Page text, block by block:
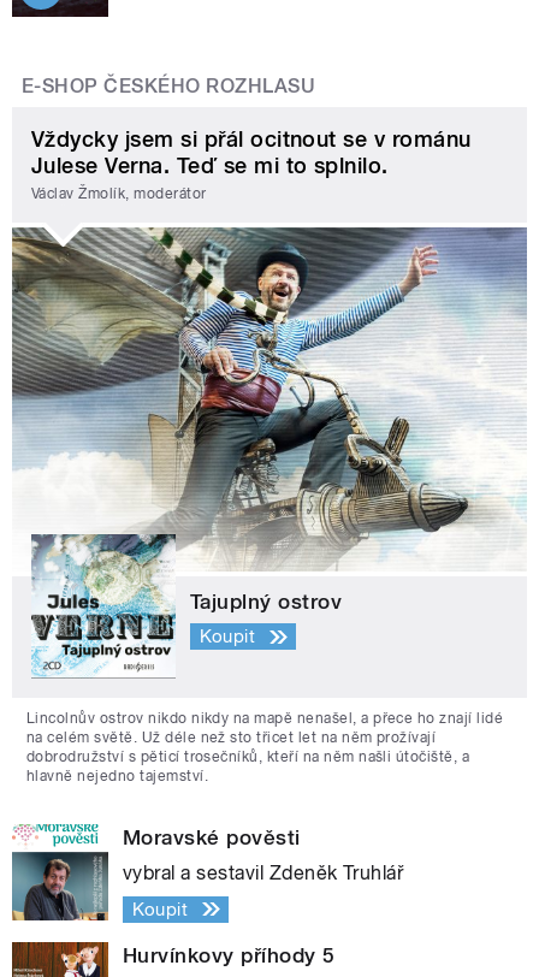
E-SHOP ČESKÉHO ROZHLASU
Vždycky jsem si přál ocitnout se v románu
Julese Verna. Teď se mi to splnilo.
Václav Žmolík, moderátor
Tajuplný ostrov
Koupit
Lincolnův ostrov nikdo nikdy na mapě nenašel, a přece ho znají lidé
na celém světě. Už déle než sto třicet let na něm prožívají
dobrodružství s pěticí trosečníků, kteří na něm našli útočiště, a
hlavně nejedno tajemství.
Moravské pověsti
vybral a sestavil Zdeněk Truhlář
Koupit
Hurvínkovy příhody 5